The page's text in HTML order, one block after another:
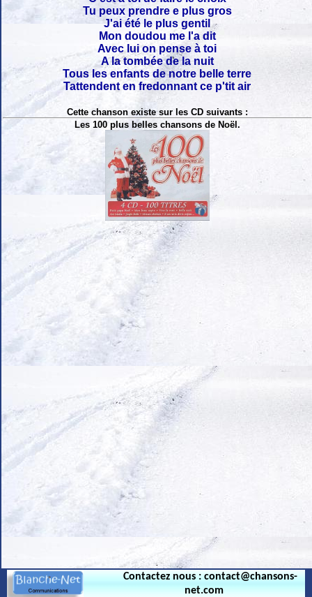
Tu peux prendre e plus gros
J'ai été le plus gentil
Mon doudou me l'a dit
Avec lui on pense à toi
A la tombée de la nuit
Tous les enfants de notre belle terre
Tattendent en fredonnant ce p'tit air
Cette chanson existe sur les CD suivants :
Les 100 plus belles chansons de Noël.
.
Contactez nous : contact@chansons-
net.com